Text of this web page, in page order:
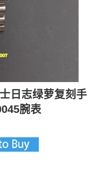
日志绿萝复刻手
腕表